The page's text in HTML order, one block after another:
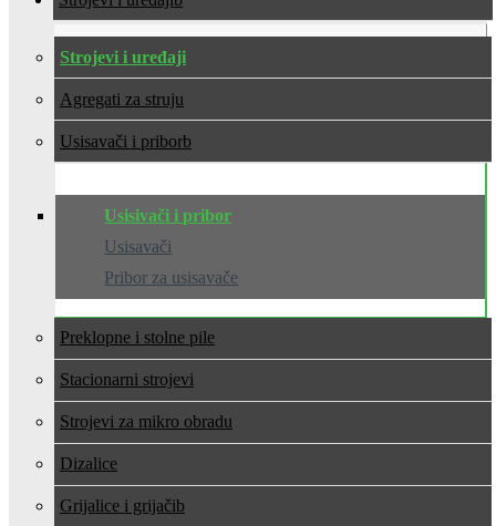
Strojevi i uređaji
Agregati za struju
Usisavači i pribor
Usisivači i pribor
Usisavači
Pribor za usisavače
Preklopne i stolne pile
Stacionarni strojevi
Strojevi za mikro obradu
Dizalice
Grijalice i grijači